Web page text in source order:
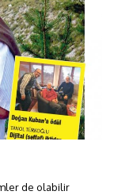
de olabilir